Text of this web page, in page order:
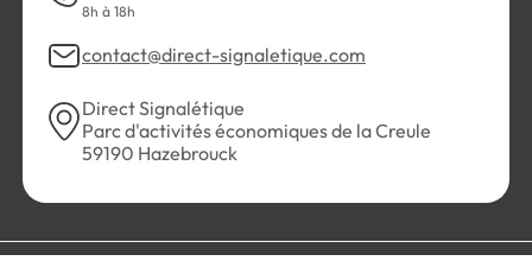
8h à 18h
contact@direct-signaletique.com
Direct Signalétique
Parc d'activités économiques de la Creule
59190 Hazebrouck